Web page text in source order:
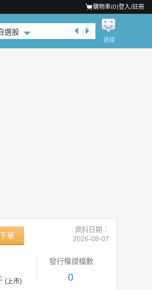
購物車(0)登入/註冊
選股
建議
單
資料日期：
2026-08-07
(上市)
發行權證檔數
0